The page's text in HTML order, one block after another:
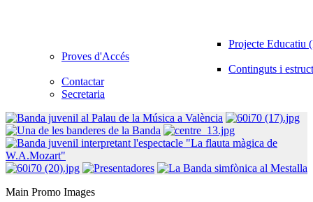
Projecte Educatiu
Proves d'Accés
Continguts i
Contactar
Secretaria
Main Promo Images